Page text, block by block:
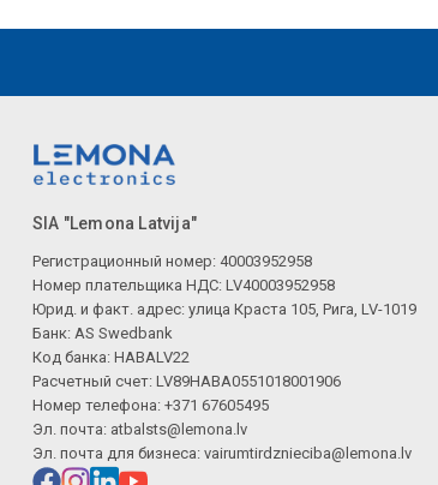
SIA "Lemona Latvija"
Регистрационный номер: 40003952958
Номер плательщика НДС: LV40003952958
Юрид. и факт. адрес: улица Краста 105, Рига, LV-1019
Банк: AS Swedbank
Код банка: HABALV22
Расчетный счет: LV89HABA0551018001906
Номер телефона: +371 67605495
Эл. почта: atbalsts@lemona.lv
Эл. почта для бизнеса: vairumtirdznieciba@lemona.lv